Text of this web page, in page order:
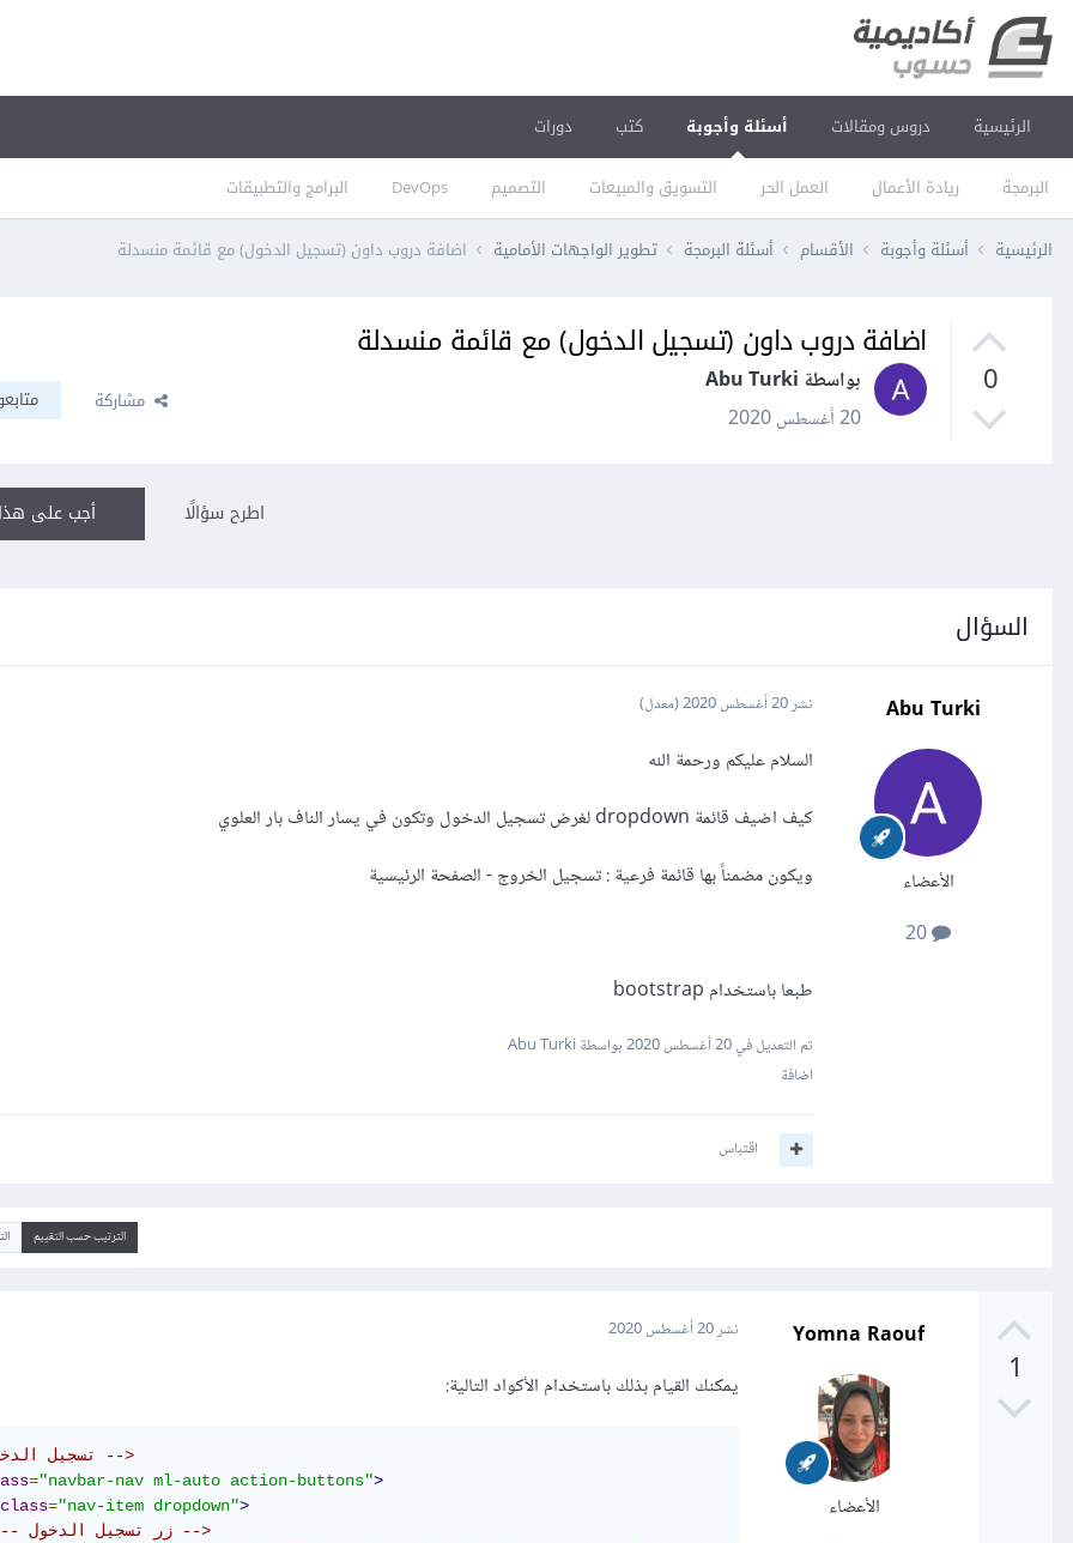
الرئيسية دروس ومقالات أسئلة وأجوبة
البرمجة ريادة الأعمال العمل الحر التسويق والمبيعات التصميم DevOps البرامج والتطبيقات
كتب دورات
الرئيسية أسئلة وأجوبة الأقسام أسئلة البرمجة تطوير الواجهات الأمامية اضافة دروب داون (تسجيل الدخول) مع قائمة منسدلة
0
اضافة دروب داون (تسجيل الدخول) مع قائمة منسدلة
بواسطة Abu Turki
20 أغسطس 2020
مشاركة
أجب على اطرح سؤالًا
السؤال
Abu Turki
الأعضاء
نشر20 أغسطس 2020 (معدل)
السلام عليكم ورحمة الله
كيف اضيف قائمة dropdown لغرض تسجيل الدخول وتكون في يسار الناف بار العلوي
ويكون مضمناً بها قائمة فرعية : تسجيل الخروج - الصفحة الرئيسية
طبعا باستخدام bootstrap
تم التعديل في20 أغسطس 2020
بواسطة Abu Turki
اضافة
اقتباس
الترتيب حسب التقييم
1
Yomna Raouf
الأعضاء
نشر20 أغسطس 2020
يمكنك القيام بذلك باستخدام الأكواد التالية:
<!-- تسجيل الدخول -->
="navbar-nav ml-auto action-buttons">
class="nav-item dropdown">
<!-- زر تسجيل الدخول -->